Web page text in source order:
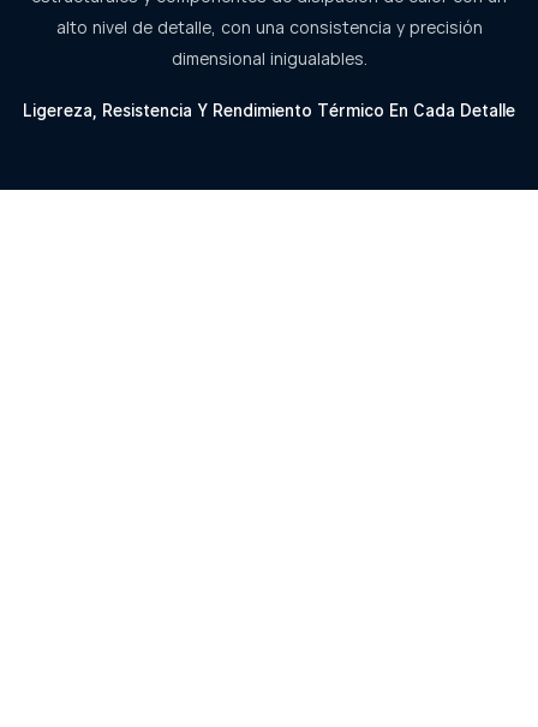
alto nivel de detalle, con una consistencia y precisión
dimensional inigualables.
Ligereza, Resistencia Y Rendimiento Térmico En Cada Detalle